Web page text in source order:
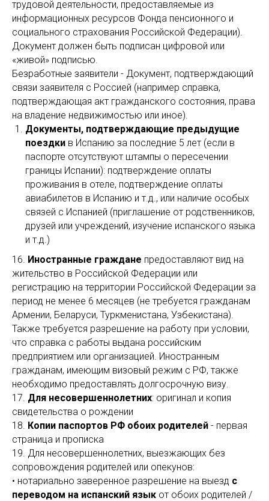
трудовой деятельности, предоставляемые из
информационных ресурсов Фонда пенсионного и
социального страхования Российской Федерации).
Документ должен быть подписан цифровой или
«живой» подписью.
Безработные заявители - Документ, подтверждающий
связи заявителя с Россией (например cправка,
подтверждающая акт гражданского состояния, права
на владение недвижимостью или иное).
Документы, подтверждающие предыдущие
поездки в Испанию за последние 5 лет (если в
паспорте отсутствуют штампы о пересечении
границы Испании): подтверждение оплаты
проживания в отеле, подтверждение оплаты
авиабилетов в Испанию и т.д., или наличие особых
связей с Испанией (приглашение от родственников,
друзей или учреждений, изучение испанского языка
и т.д.)
16. Иностранные граждане предоставляют вид на
жительство в Российской Федерации или
регистрацию на территории Российской Федерации за
период не менее 6 месяцев (не требуется гражданам
Армении, Беларуси, Туркменистана, Узбекистана).
Также требуется разрешение на работу при условии,
что справка с работы выдана российским
предприятием или организацией. Иностранным
гражданам, имеющим визовый режим с РФ, также
необходимо предоставлять долгосрочную визу.
17. Для несовершеннолетних: оригинал и копия
свидетельства о рождении
18. Копии паспортов РФ обоих родителей - первая
страница и прописка
19. Для несовершеннолетних, выезжающих без
сопровождения родителей или опекунов:
• нотариально заверенное разрешение на выезд с
переводом на испанский язык от обоих родителей /